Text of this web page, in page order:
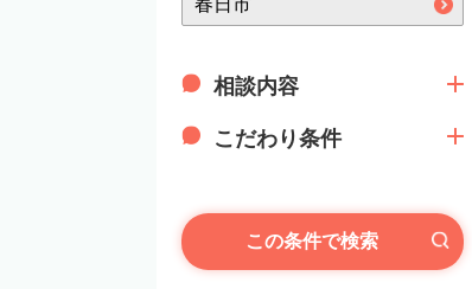
相談内容
こだわり条件
この条件で検索